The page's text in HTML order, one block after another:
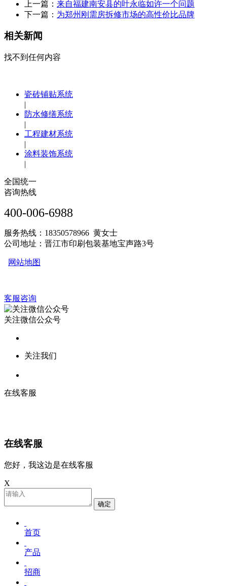
上一篇： 来自福建南安县的叶永临如许一个问题
下一篇： 为郑州刚需房拆修市场的高性价比品牌
相关新闻
找不到任何内容
瓷砖铺贴系统
|
防水修缮系统
|
工程建材系统
|
涂料装饰系统
|
全国统一
咨询热线
400-006-6988
服务热线：18350578966 黄女士
公司地址：晋江市印刷包装基地宝声路3号
网站地图
客服咨询
关注微信公众号
关注我们
在线客服
在线客服
您好，我这边是在线客服
X
确定
首页
产品
招商